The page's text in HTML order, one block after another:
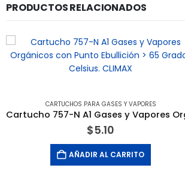
PRODUCTOS RELACIONADOS
CARTUCHOS PARA GASES Y VAPORES
$5.10
AÑADIR AL CARRITO